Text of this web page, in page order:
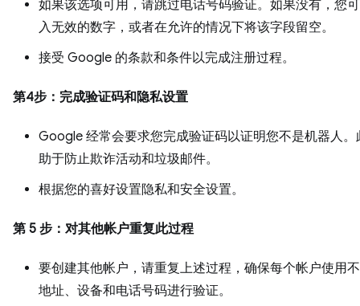
如果该选项可用，请跳过电话号码验证。如果没有，您
入无效的数字，或者在允许的情况下将该字段留空。
接受 Google 的条款和条件以完成注册过程。
第4步：完成验证码和隐私设置
Google 经常会要求您完成验证码以证明您不是机器人。
助于防止欺诈活动和垃圾邮件。
根据您的喜好设置隐私和安全设置。
第 5 步：对其他帐户重复此过程
要创建其他帐户，请重复上述过程，确保每个帐户使用
地址、设备和电话号码进行验证。